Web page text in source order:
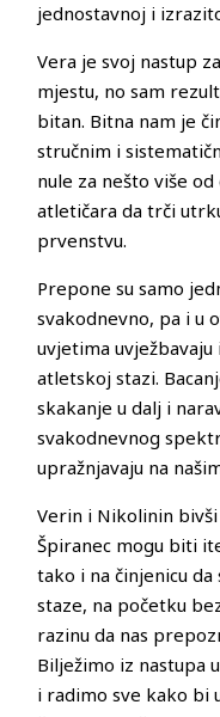
jednostavnoj i
Vera je svoj nastup
mjestu, no sam
bitan. Bitna nam je
stručnim i
nule za nešto više
atletičara da trči
prvenstvu.
Prepone su samo
svakodnevno, pa i u
uvjetima
atletskoj stazi.
skakanje u dalj i
svakodnevnog
upražnjavaju na
Verin i Nikolinin
Špiranec mogu biti
tako i na činjenicu
staze, na početku
razinu da nas
Bilježimo iz nastupa
i radimo sve kako bi